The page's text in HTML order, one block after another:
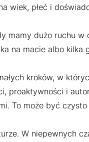
wiek, płeć i
mamy dużo ruchu
na macie albo kilka
kroków, w
proaktywności i
To może być
W niepewnych